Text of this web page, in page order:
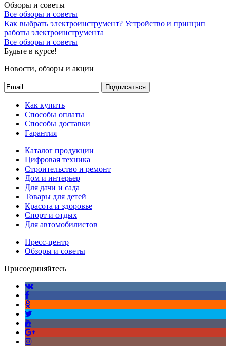
Обзоры и советы
Все обзоры и советы
Как выбрать электроинструмент? Устройство и принцип
работы электроинструмента
Все обзоры и советы
Будьте в курсе!
Новости, обзоры и акции
Подписаться
Как купить
Способы оплаты
Способы доставки
Гарантия
Каталог продукции
Цифровая техника
Строительство и ремонт
Дом и интерьер
Для дачи и сада
Товары для детей
Красота и здоровье
Спорт и отдых
Для автомобилистов
Пресс-центр
Обзоры и советы
Присоединяйтесь